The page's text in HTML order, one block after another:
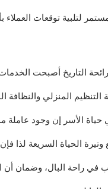
لتلبية توقعات العملاء
التاريخ أصبحت
التنظيم المنزلي والنظافة
الأسر إن وجود عاملة
الحياة السريعة لذا
في راحة البال، وضمان